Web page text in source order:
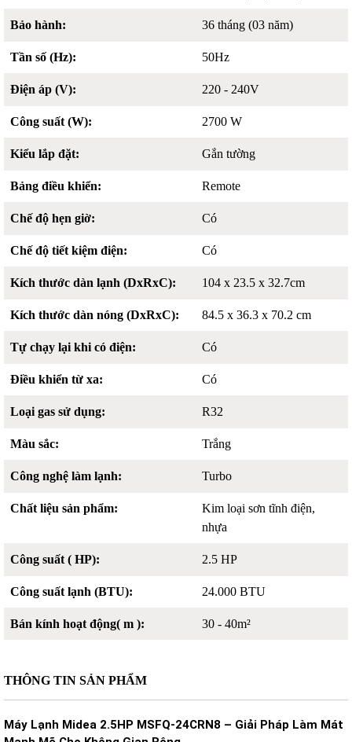
THÔNG TIN SẢN PHẨM
Máy Lạnh Midea 2.5HP MSFQ-24CRN8 – Giải Pháp Làm Mát
Bảo hành: 36 tháng (03 năm)
Tần số (Hz): 50Hz
Điện áp (V): 220 - 240V
Công suất (W): 2700 W
Kiểu lắp đặt: Gắn tường
Bảng điều khiển: Remote
Chế độ hẹn giờ: Có
Chế độ tiết kiệm điện: Có
Kích thước dàn lạnh (DxRxC): 104 x 23.5 x 32.7cm
Kích thước dàn nóng (DxRxC): 84.5 x 36.3 x 70.2 cm
Tự chạy lại khi có điện: Có
Điều khiển từ xa: Có
Loại gas sử dụng: R32
Màu sắc: Trắng
Công nghệ làm lạnh: Turbo
Chất liệu sản phẩm:
Kim loại sơn tĩnh điện,
nhựa
Công suất ( HP): 2.5 HP
Công suất lạnh (BTU): 24.000 BTU
Bán kính hoạt động( m ): 30 - 40m²